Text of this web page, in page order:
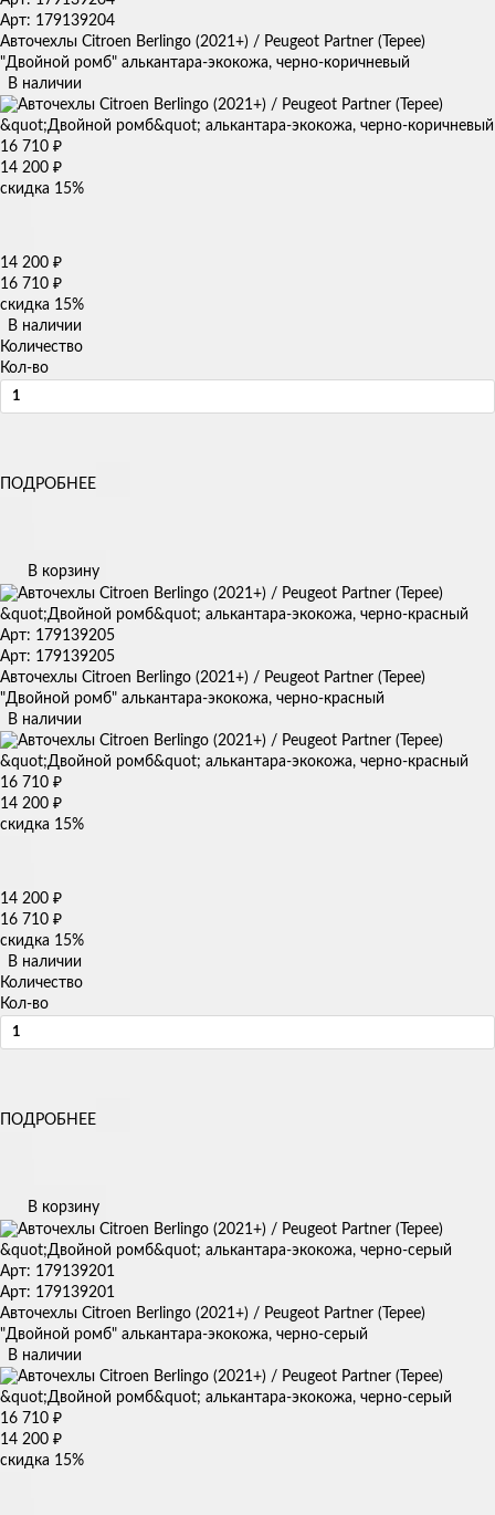
Арт: 179139204
Авточехлы Citroen Berlingo (2021+) / Peugeot Partner (Tepee)
"Двойной ромб" алькантара-экокожа, черно-коричневый
В наличии
16 710 ₽
14 200 ₽
скидка 15%
14 200 ₽
16 710 ₽
скидка 15%
В наличии
Количество
Кол-во
ПОДРОБНЕЕ
В корзину
Арт: 179139205
Арт: 179139205
Авточехлы Citroen Berlingo (2021+) / Peugeot Partner (Tepee)
"Двойной ромб" алькантара-экокожа, черно-красный
В наличии
16 710 ₽
14 200 ₽
скидка 15%
14 200 ₽
16 710 ₽
скидка 15%
В наличии
Количество
Кол-во
ПОДРОБНЕЕ
В корзину
Арт: 179139201
Арт: 179139201
Авточехлы Citroen Berlingo (2021+) / Peugeot Partner (Tepee)
"Двойной ромб" алькантара-экокожа, черно-серый
В наличии
16 710 ₽
14 200 ₽
скидка 15%